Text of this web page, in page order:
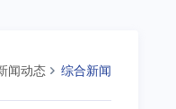
闻动态 综合新闻